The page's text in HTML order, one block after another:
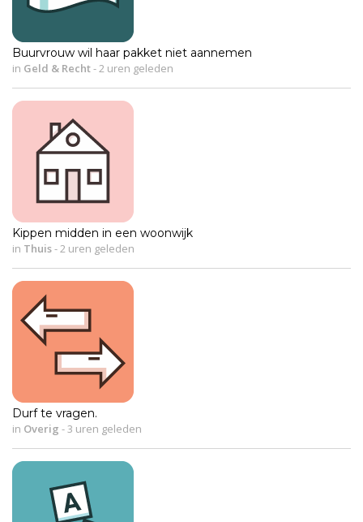
Buurvrouw wil haar pakket niet aannemen
in Geld & Recht- 2 uren geleden
Kippen midden in een woonwijk
in Thuis- 2 uren geleden
Durf te vragen.
in Overig - 3 uren geleden